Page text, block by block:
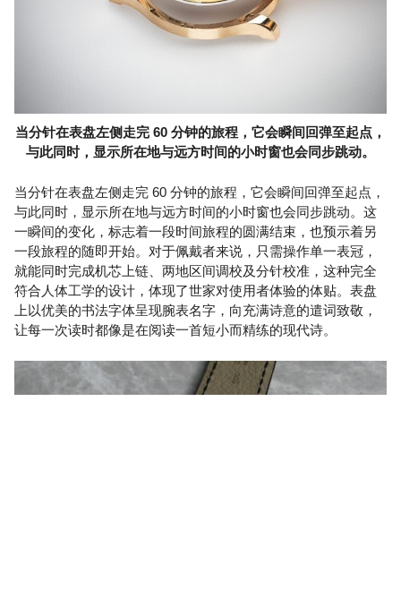
当分针在表盘左侧走完 60 分钟的旅程，它会瞬间回弹至起点，
与此同时，显示所在地与远方时间的小时窗也会同步跳动。
当分针在表盘左侧走完 60 分钟的旅程，它会瞬间回弹至起点，
与此同时，显示所在地与远方时间的小时窗也会同步跳动。这
一瞬间的变化，标志着一段时间旅程的圆满结束，也预示着另
一段旅程的随即开始。对于佩戴者来说，只需操作单一表冠，
就能同时完成机芯上链、两地区间调校及分针校准，这种完全
符合人体工学的设计，体现了世家对使用者体验的体贴。表盘
上以优美的书法字体呈现腕表名字，向充满诗意的遣词致敬，
让每一次读时都像是在阅读一首短小而精练的现代诗。